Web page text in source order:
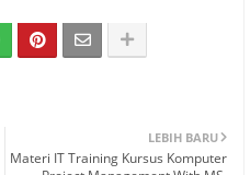
LEBIH BARU
Materi IT Training Kursus Komputer